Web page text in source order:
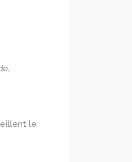
,
le